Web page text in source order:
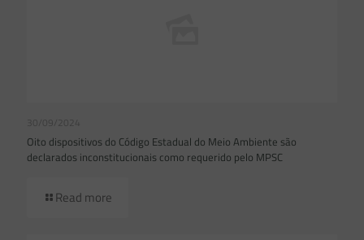
30/09/2024
Oito dispositivos do Código Estadual do Meio Ambiente são
declarados inconstitucionais como requerido pelo MPSC
Read more